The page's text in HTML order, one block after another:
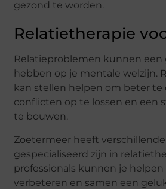
gezond te worden.
Relatietherapie
Relatieproblemen kunnen
hebben op je mentale welzijn.
kan stellen helpen om beter
conflicten op te lossen en een
te bouwen.
Zoetermeer heeft
gespecialiseerd zijn in
professionals kunnen je
verbeteren en samen een